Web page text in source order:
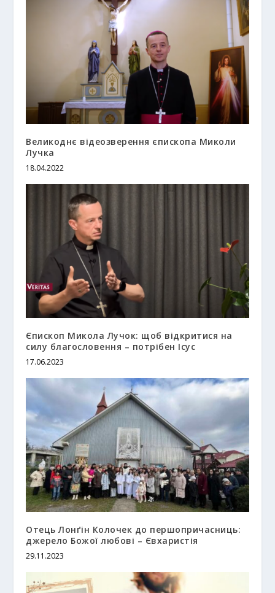
Великоднє відеозверення єпископа Миколи
Лучка
18.04.2022
Єпископ Микола Лучок: щоб відкритися на
силу благословення – потрібен Ісус
17.06.2023
Отець Лонґін Колочек до першопричасниць:
джерело Божої любові – Євхаристія
29.11.2023